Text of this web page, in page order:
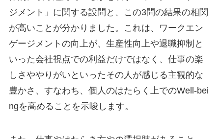
ジメント」に関する設問と、この3問の結果の相関
が高いことが分かりました。これは、ワークエン
ゲージメントの向上が、生産性向上や退職抑制と
いった会社視点での利益だけではなく、仕事の楽
しさややりがいといったその人が感じる主観的な
豊かさ、すなわち、個人のはたらく上でのWell-bei
ngを高めることを示唆します。